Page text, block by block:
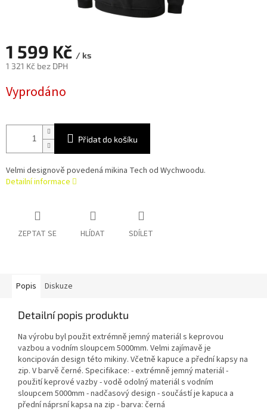
1 599 Kč / ks
1 321 Kč bez DPH
cena:
Vyprodáno
Přidat do košíku
Velmi designově povedená mikina Tech od Wychwoodu.
Detailní informace
ZEPTAT SE HLÍDAT SDÍLET
Popis Diskuze
Detailní popis produktu
Na výrobu byl použit extrémně jemný materiál s keprovou
vazbou a vodním sloupcem 5000mm. Velmi zajímavě je
koncipován design této mikiny. Včetně kapuce a přední kapsy na
zip. V barvě černé. Specifikace: - extrémně jemný materiál -
použití keprové vazby - vodě odolný materiál s vodním
sloupcem 5000mm - nadčasový design - součástí je kapuca a
přední náprsní kapsa na zip - barva: černá